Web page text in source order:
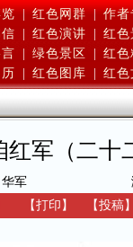
| 红色网群 | 作者
红色演讲
红色
绿色景区
红色
红色图库 红色
红军（二十
军
【打印 】 【投稿